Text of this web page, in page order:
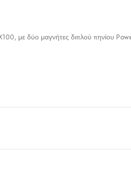
με δύο μαγνήτες διπλού πηνίου